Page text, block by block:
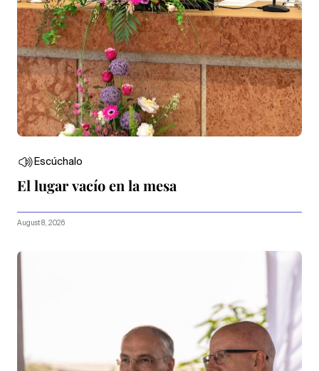
Escúchalo
El lugar vacío en la mesa
August 8, 2026